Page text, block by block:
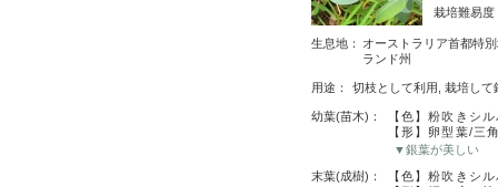
栽培難
生息地：
オーストラリア首都特
ランド州
用途： 切枝として利用, 栽培して
幼葉(苗木)：
【色】粉吹きシ
【形】卵型葉/三
▼銀葉が美しい
末葉(成樹)：
【色】粉吹きシ